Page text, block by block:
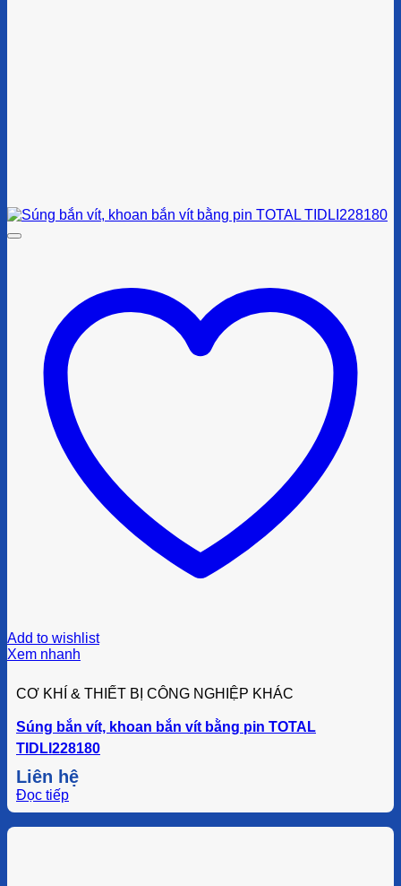
Add to wishlist
Xem nhanh
CƠ KHÍ & THIẾT BỊ CÔNG NGHIỆP KHÁC
Súng bắn vít, khoan bắn vít bằng pin TOTAL
TIDLI228180
Liên hệ
Đọc tiếp